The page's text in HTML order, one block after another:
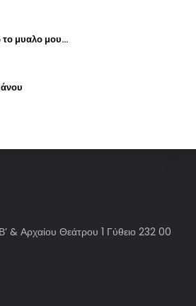
μυαλο μου...
& Αρχαίου Θεάτρου 1 Γύθειο 232 00